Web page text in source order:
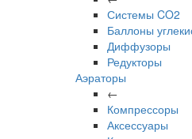
Системы CO2
Баллоны
Диффузоры
Редукторы
Аэраторы
←
Компрессоры
Аксессуары